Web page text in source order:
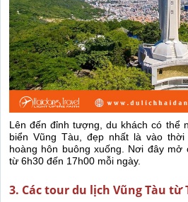
Lên đến đỉnh tượng, du khách có thể
biển Vũng Tàu, đẹp nhất là vào
hoàng hôn buông xuống. Nơi đây mở
từ 6h30 đến 17h00 mỗi ngày.
3. Các tour du lịch Vũng Tàu từ